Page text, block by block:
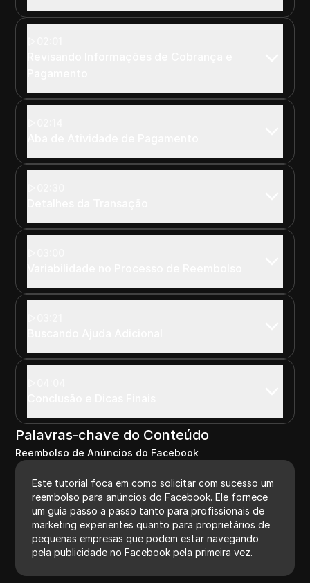
Palavras-chave do Conteúdo
Reembolso de Anúncios do Facebook
Este tutorial foca em como solicitar com sucesso um
reembolso para anúncios do Facebook. Ele fornece
um guia passo a passo tanto para profissionais de
marketing experientes quanto para proprietários de
pequenas empresas que podem estar navegando
pela publicidade no Facebook pela primeira vez.